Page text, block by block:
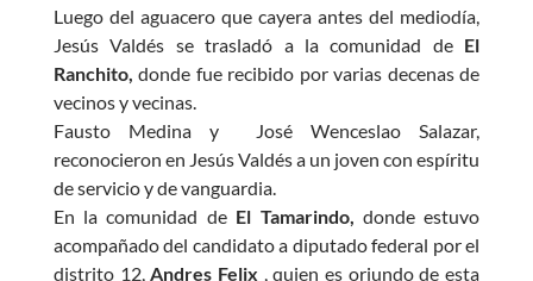
Luego del aguacero que cayera antes del mediodía,
JesúsValdés se trasladó a la comunidad de El
Ranchito, donde fue recibido por varias decenas de
vecinos y vecinas.
Fausto Medina y José Wenceslao Salazar,
reconocieron en JesúsValdésa un joven con espíritu
de servicio y de vanguardia.
En la comunidad de El Tamarindo, donde estuvo
acompañado del candidato a diputado federal por el
distrito 12,Andres Felix , quien es oriundo de esta